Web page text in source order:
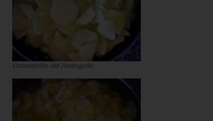
Elaboración del Zarangollo